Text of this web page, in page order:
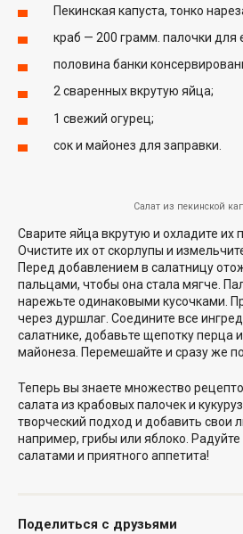
Пекинская капуста, тонко
краб — 200 грамм. палочки для
половина банки
2 сваренных вкрутую яйца;
1 свежий огурец;
сок и майонез для заправки.
Салат из пекинской
Сварите яйца вкрутую и охладите их
Очистите их от скорлупы и
Перед добавлением в салатницу
пальцами, чтобы она стала мягче.
нарежьте одинаковыми кусочками.
через дуршлаг. Соедините все
салатнике, добавьте щепотку перца
майонеза. Перемешайте и сразу же
Теперь вы знаете множество
салата из крабовых палочек и
творческий подход и добавить свои
например, грибы или яблоко.
салатами и приятного аппетита!
Поделиться с друзьями